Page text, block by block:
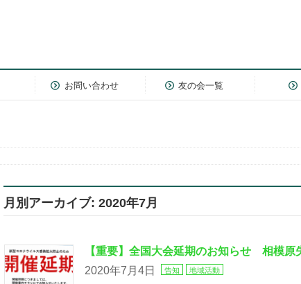
お問い合わせ 友の会一覧
月別アーカイブ: 2020年7月
【重要】全国大会延期のお知らせ 相模原
2020年7月4日
告知 地域活動